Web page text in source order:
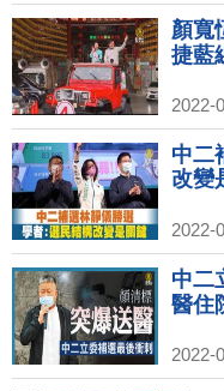
顏寬
捷藍
2022-
中二
改變
2022-
中二
醫住
2022-